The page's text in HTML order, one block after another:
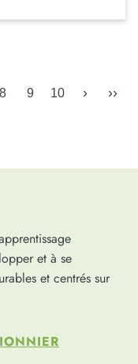
8 9 10 › ››
et à se
et centrés sur